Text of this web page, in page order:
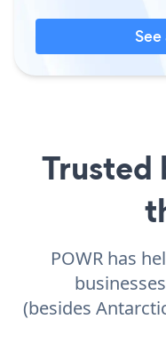
Trusted
POWR has
(besides